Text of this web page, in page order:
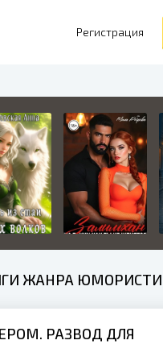
ЖАНРА
РАЗВОД ДЛЯ
Регистрация